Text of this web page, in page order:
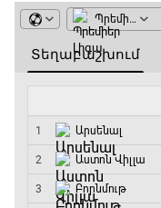
Իսպանիա -
08:50 - 10:45
Փ/Ֆ Ամեն ինչ կամ
ԱԱ-2026, Փլեյ-
Անգլիա -
13:20 - 15:20